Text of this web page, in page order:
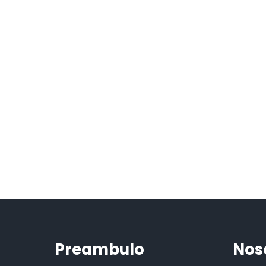
Preambulo